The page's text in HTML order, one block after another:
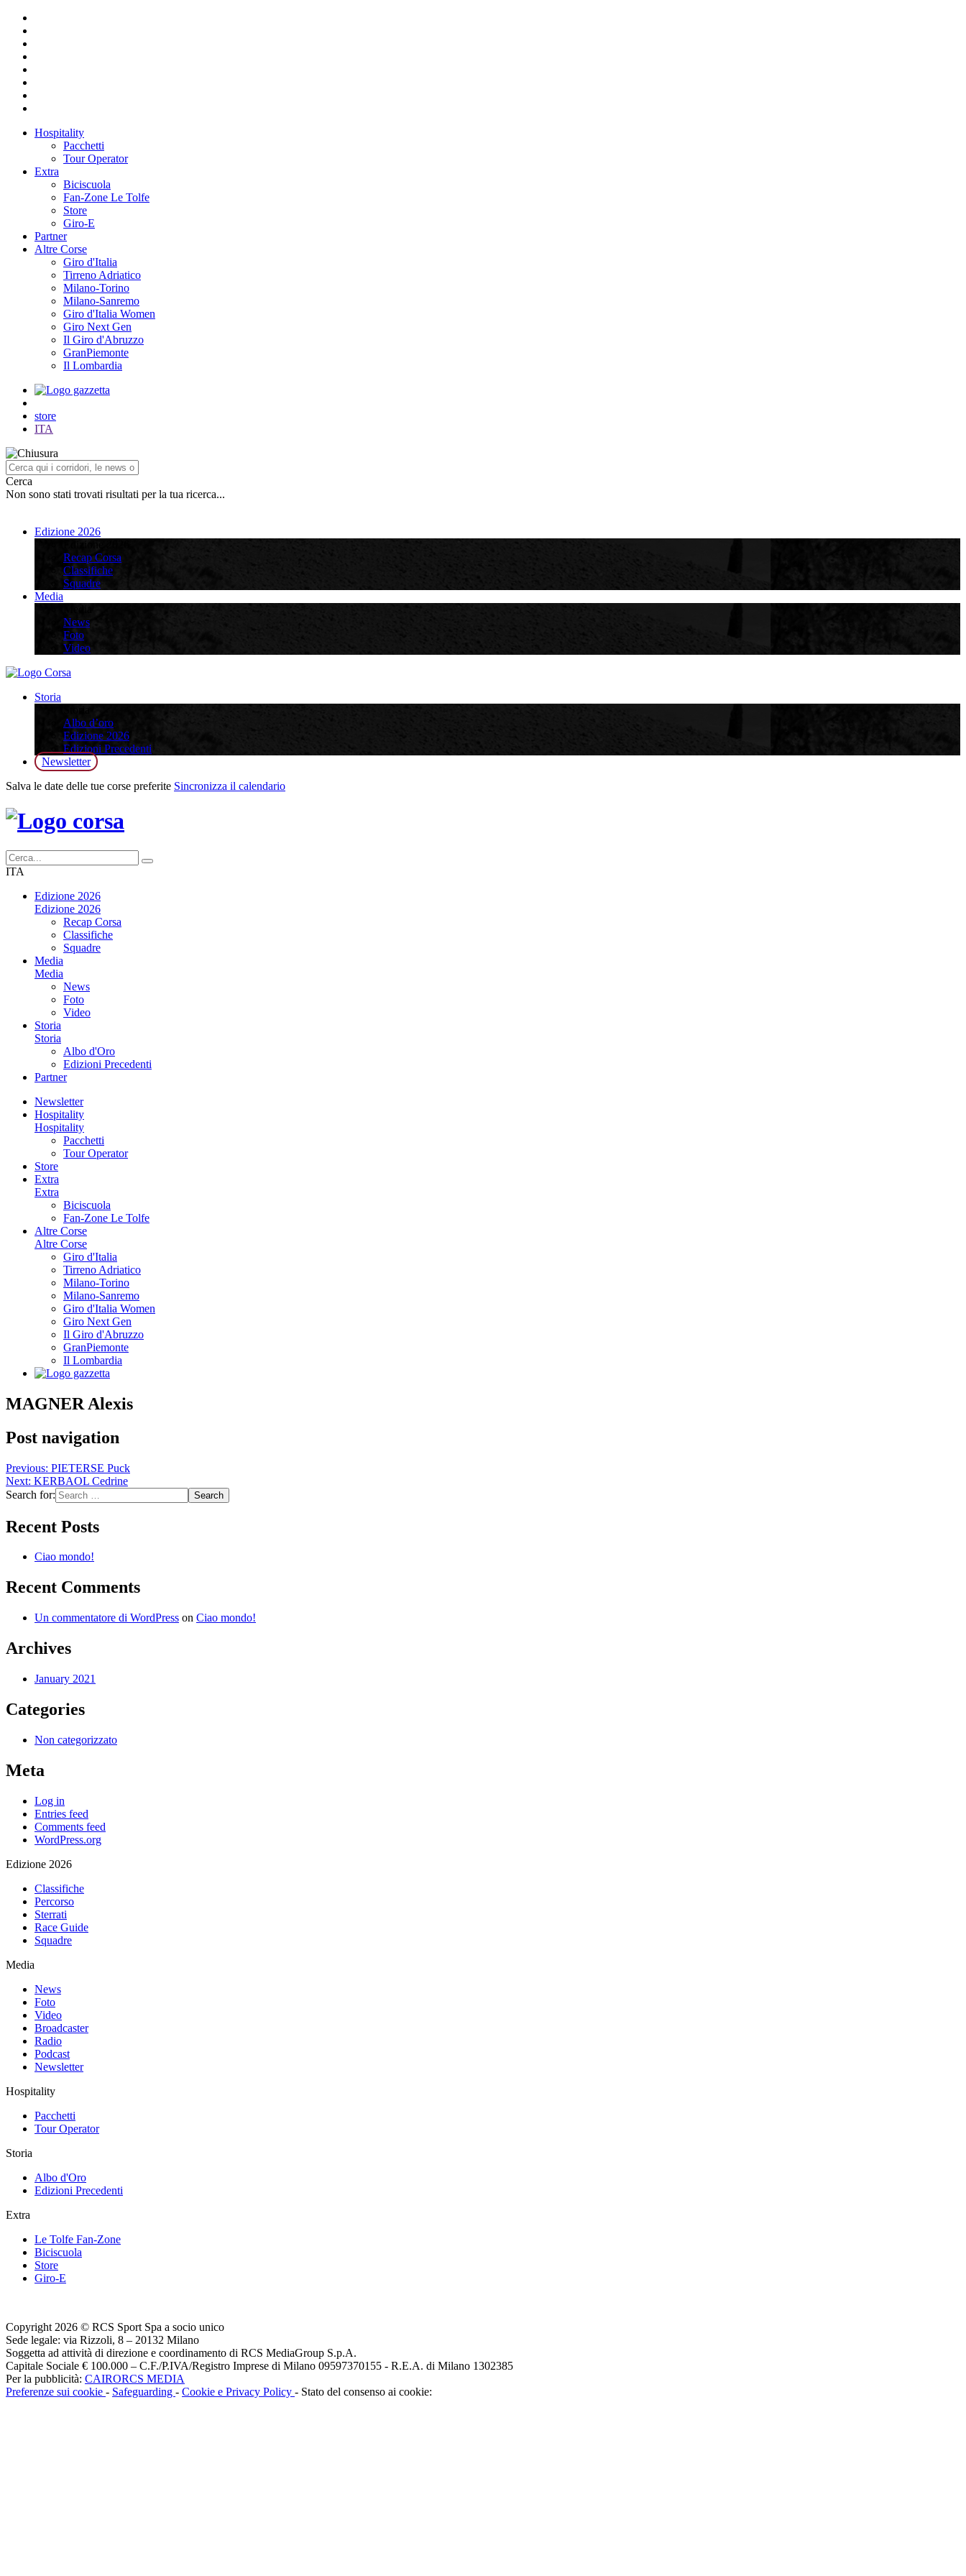
Hospitality
Pacchetti
Tour Operator
Extra
Biciscuola
Fan-Zone Le Tolfe
Store
Giro-E
Partner
Altre Corse
Giro d'Italia
Tirreno Adriatico
Milano-Torino
Milano-Sanremo
Giro d'Italia Women
Giro Next Gen
Il Giro d'Abruzzo
GranPiemonte
Il Lombardia
store
ITA
Cerca
Non sono stati trovati risultati per la tua ricerca...
Edizione 2026
Recap Corsa
Classifiche
Squadre
Media
News
Foto
Video
Storia
Albo d’oro
Edizione 2026
Edizioni Precedenti
Newsletter
Salva le date delle tue corse preferite Sincronizza il calendario
ITA
Edizione 2026
Edizione 2026
Recap Corsa
Classifiche
Squadre
Media
Media
News
Foto
Video
Storia
Storia
Albo d'Oro
Edizioni Precedenti
Partner
Newsletter
Hospitality
Hospitality
Pacchetti
Tour Operator
Store
Extra
Extra
Biciscuola
Fan-Zone Le Tolfe
Altre Corse
Altre Corse
Giro d'Italia
Tirreno Adriatico
Milano-Torino
Milano-Sanremo
Giro d'Italia Women
Giro Next Gen
Il Giro d'Abruzzo
GranPiemonte
Il Lombardia
MAGNER Alexis
Post navigation
Previous: PIETERSE Puck
Next: KERBAOL Cedrine
Search for:
Recent Posts
Ciao mondo!
Recent Comments
Un commentatore di WordPress on Ciao mondo!
Archives
January 2021
Categories
Non categorizzato
Meta
Log in
Entries feed
Comments feed
WordPress.org
Edizione 2026
Classifiche
Percorso
Sterrati
Race Guide
Squadre
Media
News
Foto
Video
Broadcaster
Radio
Podcast
Newsletter
Hospitality
Pacchetti
Tour Operator
Storia
Albo d'Oro
Edizioni Precedenti
Extra
Le Tolfe Fan-Zone
Biciscuola
Store
Giro-E
Copyright 2026 © RCS Sport Spa a socio unico
Sede legale: via Rizzoli, 8 – 20132 Milano
Soggetta ad attività di direzione e coordinamento di RCS MediaGroup S.p.A.
Capitale Sociale € 100.000 – C.F./P.IVA/Registro Imprese di Milano 09597370155 - R.E.A. di Milano 1302385
Per la pubblicità: CAIRORCS MEDIA
Preferenze sui cookie - Safeguarding - Cookie e Privacy Policy - Stato del consenso ai cookie: